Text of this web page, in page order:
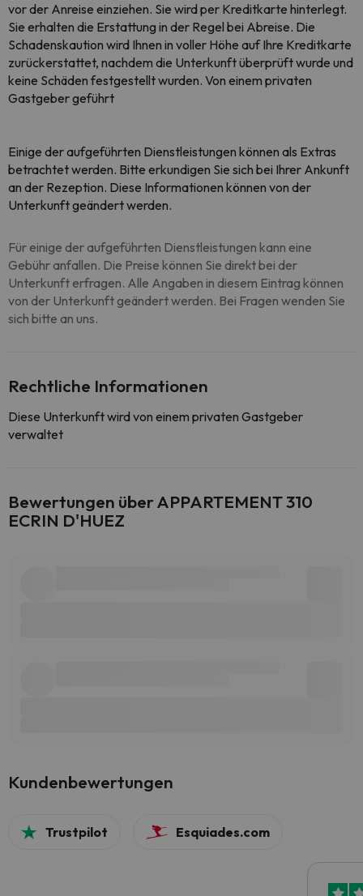
vor der Anreise einziehen. Sie wird per Kreditkarte hinterlegt.
Sie erhalten die Erstattung in der Regel bei Abreise. Die
Schadenskaution wird Ihnen in voller Höhe auf Ihre Kreditkarte
zurückerstattet, nachdem die Unterkunft überprüft wurde und
keine Schäden festgestellt wurden. Von einem privaten
Gastgeber geführt
Einige der aufgeführten Dienstleistungen können als Extras
betrachtet werden. Bitte erkundigen Sie sich bei Ihrer Ankunft
an der Rezeption. Diese Informationen können von der
Unterkunft geändert werden.
Für einige der aufgeführten Dienstleistungen kann eine
Gebühr anfallen. Die Preise können Sie direkt bei der
Unterkunft erfragen. Alle Angaben in diesem Eintrag können
von der Unterkunft geändert werden. Bei Fragen wenden Sie
sich bitte an uns.
Rechtliche Informationen
Diese Unterkunft wird von einem privaten Gastgeber
verwaltet
Bewertungen über APPARTEMENT 310
ECRIN D'HUEZ
Kundenbewertungen
Trustpilot Esquiades.com